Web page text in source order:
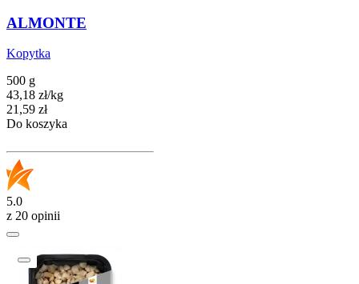
ALMONTE
Kopytka
500 g
43,18 zł/kg
Cena
21,59 zł
Do koszyka
5.0
z 20 opinii